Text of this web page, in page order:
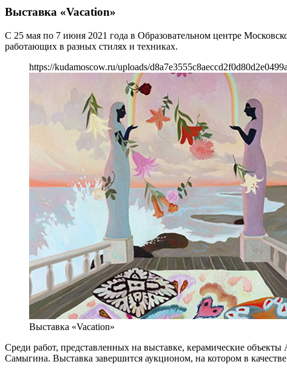
Выставка «Vacation»
С 25 мая по 7 июня 2021 года в Образовательном центре
работающих в разных стилях и техниках.
https://kudamoscow.ru/uploads/
Выставка «Vacation»
Среди работ, представленных на выставке, керамические
Самыгина. Выставка завершится аукционом, на котором в